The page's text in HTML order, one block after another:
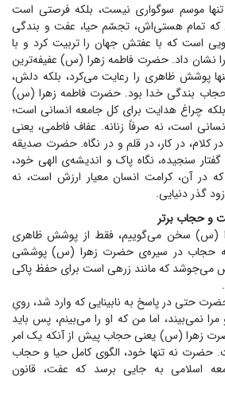
تنها موسم سوگواری نیست، بلکه فرصتی است
که تمام هستی‌اش، تجسّم حیا، عفت و بندگی
است که با عفتش جهان را تربیت کرد و با
نشان داد. حضرت فاطمه زهرا (س) عفیفه‌ترین
پوشش ظاهری را رعایت می‌کرد، بلکه دلش،
بندگی خدا بود. حضرت فاطمه زهرا (س)
بلکه چراغ هدایت برای کل جامعه انسانی است؛
است، نه صرفاً زنانه. عفاف فاطمی، یعنی
کلام، در کار، در قلم و در نگاه. حضرت صدیقه
سنجیده، نگاه پاک و اندیشه‌ی الهی خود،
در آن، کرامت انسان معیار ارزش است، نه
گذر دنیایی.
حجاب برتر
(س) سخن می‌گوییم، فقط از پوشش ظاهری
حجاب در سیره‌ی حضرت زهرا (س) پوششی
می‌جوشد که مانند زرهی است برای حفظ پاکی
حتی در پاسخ به نابینایی که وارد شد، رویِ
نمی‌بیند، اما من که او را می‌بینم، پس باید
زهرا (س) یعنی حجاب پیش از آنکه یک امر
حضرت نه تنها خود، الگوی کامل حیا و حجاب
اسلامی به جایی برسد که عفت، قانون